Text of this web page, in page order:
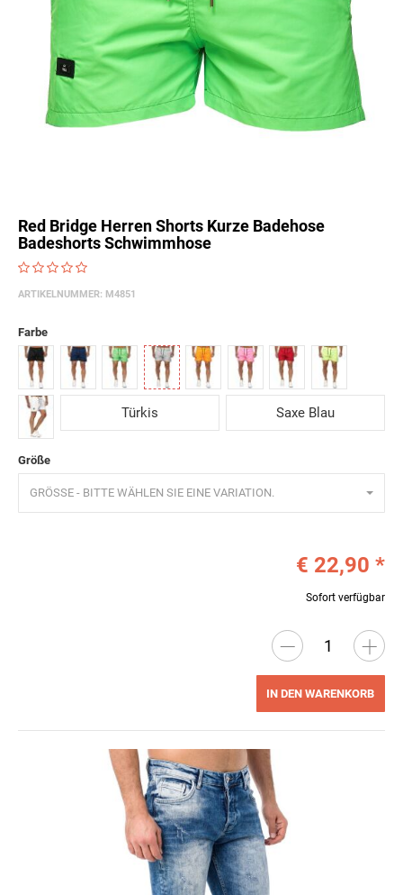
Red Bridge Herren Shorts Kurze Badehose
Badeshorts Schwimmhose
ARTIKELNUMMER: M4851
Farbe
Schwarz Dunkelblau
Grün Grau Rot Gelb
Weiß
Türkis Saxe Blau
Größe
GRÖSSE - BITTE WÄHLEN SIE EINE VARIATION.
€ 22,90 *
Sofort verfügbar
IN DEN WARENKORB